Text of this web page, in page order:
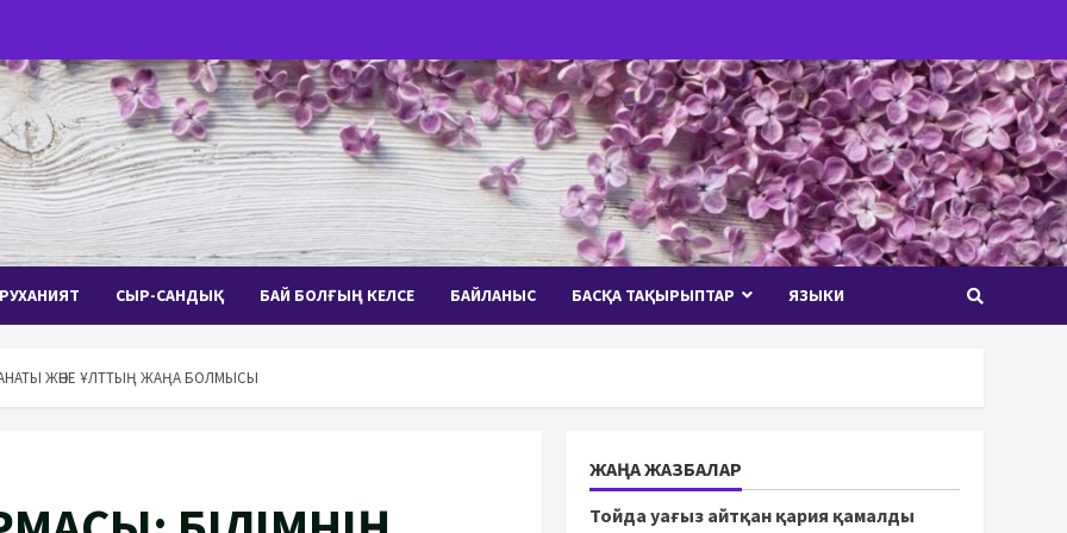
РУХАНИЯТ СЫР-САНДЫҚ БАЙ БОЛҒЫҢ КЕЛСЕ БАЙЛАНЫС БАСҚА ТАҚЫРЫПТАР ЯЗЫКИ
ЖӘНЕ ҰЛТТЫҢ ЖАҢА БОЛМЫСЫ
ЖАҢА ЖАЗБАЛАР
Тойда уағыз айтқан қария қамалды